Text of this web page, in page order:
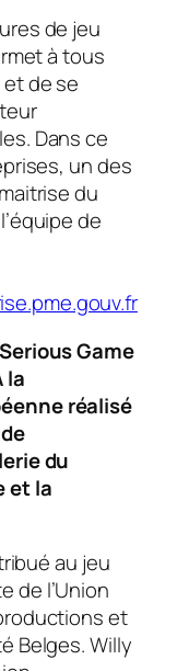
de jeu
à tous
de se
Dans ce
un des
du
de
Game
la
réalisé
du
et la
au jeu
de l’Union
et
Belges. Willy